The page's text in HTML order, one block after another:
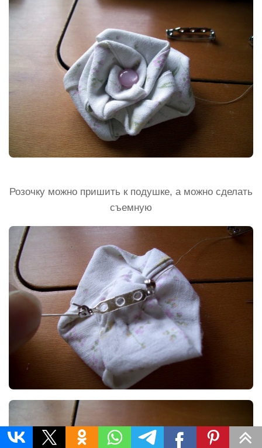
Розочку можно пришить к подушке, а можно сделать
съемную